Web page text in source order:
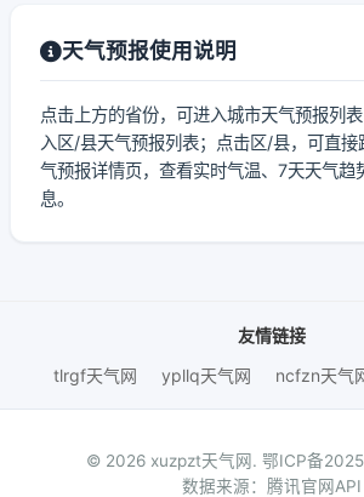
天气预报使用说明
点击上方的省份，可进入城市天气预报列
入区/县天气预报列表；点击区/县，可直
气预报详情页，查看实时气温、7天天气趋
息。
友情链接
tlrgf天气网
ypllq天气网 ncfzn天气
© 2026 xuzpzt天气网. 鄂ICP备
数据来源：腾讯官网API